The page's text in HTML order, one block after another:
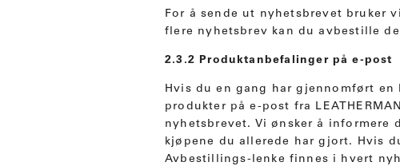
For å sende ut nyhetsbrevet bruker
flere nyhetsbrev kan du avbestille
2.3.2 Produktanbefalinger på e-post
Hvis du en gang har gjennomført en
produkter på e-post fra
nyhetsbrevet. Vi ønsker å informere
kjøpene du allerede har gjort. Hvis
Avbestillings-lenke finnes i hvert